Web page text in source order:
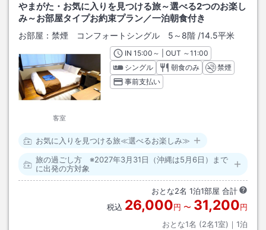
やまがた・お気に入りを見つける旅～選べる2つのお楽し
み～お部屋タイプお約束プラン／一泊朝食付き
お部屋： 禁煙 コンフォートシングル 5～8階 /14.5平米
客室
INチェックイン
15:00 ～ | OUT チェックアウト
～11:00
シングル
朝食のみ
禁煙
事前支払い
お気に入りを見つける旅≪選べるお楽しみ≫
旅の過ごし方 ※2027年3月31日（沖縄は5月6日）まで
に出発の方対象
おとな2名 1泊1部屋 合計
税込 26,000円 〜 31,200円
おとな1名 (2名1室)｜ 1泊